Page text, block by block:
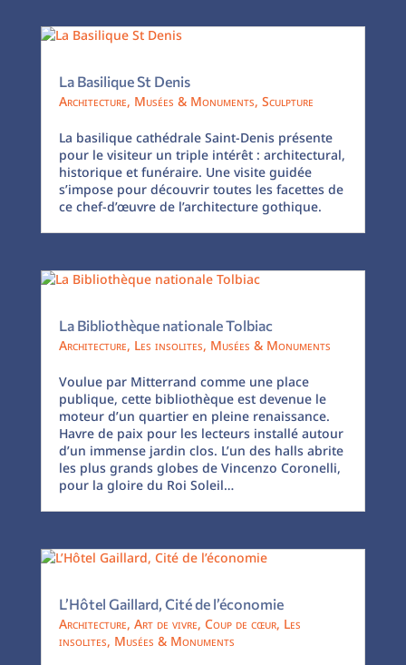
La Basilique St Denis
Architecture, Musées & Monuments, Sculpture
La basilique cathédrale Saint-Denis présente
pour le visiteur un triple intérêt : architectural,
historique et funéraire. Une visite guidée
s’impose pour découvrir toutes les facettes de
ce chef-d’œuvre de l’architecture gothique.
La Bibliothèque nationale Tolbiac
Architecture, Les insolites, Musées & Monuments
Voulue par Mitterrand comme une place
publique, cette bibliothèque est devenue le
moteur d’un quartier en pleine renaissance.
Havre de paix pour les lecteurs installé autour
d’un immense jardin clos. L’un des halls abrite
les plus grands globes de Vincenzo Coronelli,
pour la gloire du Roi Soleil…
L’Hôtel Gaillard, Cité de l’économie
Architecture, Art de vivre, Coup de cœur, Les
insolites, Musées & Monuments